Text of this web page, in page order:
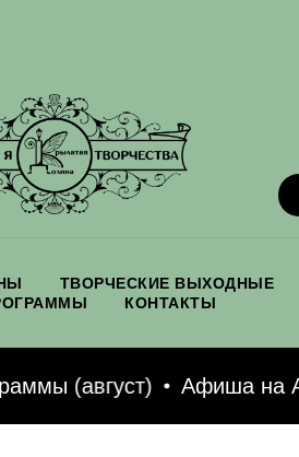
ТВОРЧЕСКИЕ ВЫХОДНЫЕ
КОНТАКТЫ
(август) Афиша на